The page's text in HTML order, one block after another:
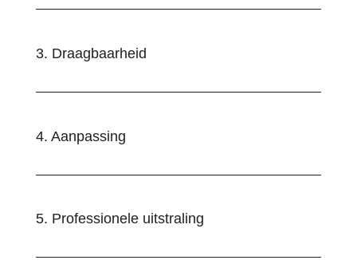
3. Draagbaarheid
4. Aanpassing
5. Professionele uitstraling